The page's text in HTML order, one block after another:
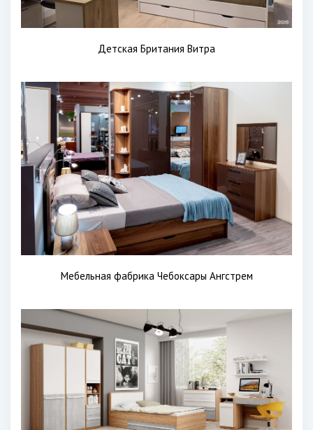
Детская Британия Витра
Мебельная фабрика Чебоксары Ангстрем